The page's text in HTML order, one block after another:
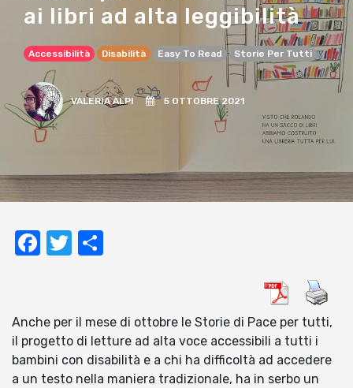
ai libri ad alta leggibilità
Accessibilità Disabilità Easy To Read Storie Per Tutti
VALERIA ALPI 5 OTTOBRE 2021
Facebook
Twitter
Anche per il mese di ottobre le Storie di Pace per tutti,
il progetto di letture ad alta voce accessibili a tutti i
bambini con disabilità e a chi ha difficoltà ad accedere
a un testo nella maniera tradizionale, ha in serbo un